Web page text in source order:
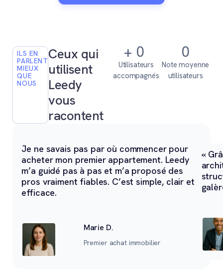
ILS EN
PARLENT
MIEUX
QUE
NOUS
Ceux qui
utilisent
Leedy
vous
racontent
+ 0
Utilisateurs
accompagnés
0
Note moyenne
utilisateurs
Je ne savais pas par où commencer pour
acheter mon premier appartement. Leedy
m’a guidé pas à pas et m’a proposé des
pros vraiment fiables. C’est simple, clair et
efficace.
Marie D.
Premier achat immobilier
«